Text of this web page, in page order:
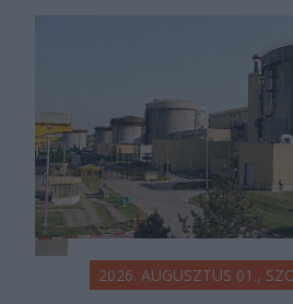
2026. AUGUSZTUS 01.,